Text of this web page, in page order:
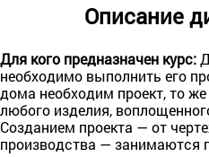
Описание
Для кого предназначен курс:
необходимо выполнить его
дома необходим проект, то
любого изделия,
Созданием проекта — от
производства — занимаются